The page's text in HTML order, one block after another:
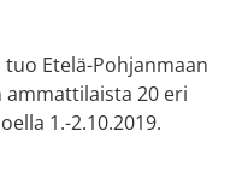
Etelä-Pohjanmaan
20 eri
1.-2.10.2019.